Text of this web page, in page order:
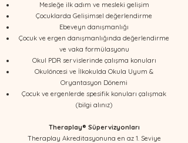
Mesleğe ilk adım ve mesleki gelişim
Çocuklarda Gelişimsel değerlendirme
Ebeveyn danışmanlığı
Çocuk ve ergen danışmanlığında değerlendirme
ve vaka formülasyonu
Okul PDR servislerinde çalışma konuları
Okulöncesi ve İlkokulda Okula Uyum &
Oryantasyon Dönemi
Çocuk ve ergenlerde spesifik konuları çalışmak
(bilgi alınız)
Theraplay® Süpervizyonları
​​​​​​Theraplay Akreditasyonuna en az 1. Seviye